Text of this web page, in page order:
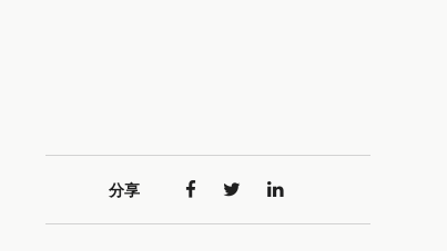
分享   